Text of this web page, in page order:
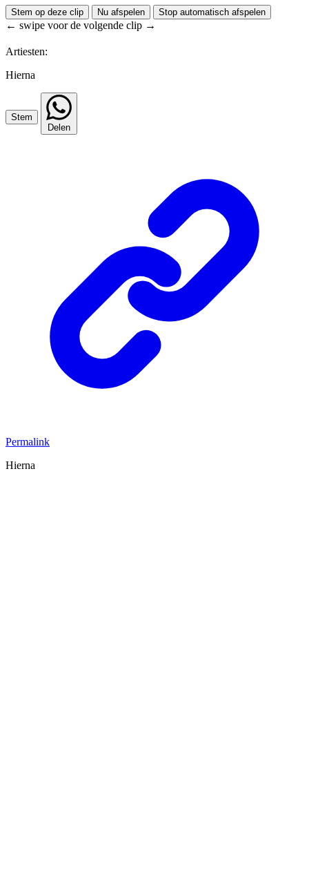
Stem op deze clip Nu afspelen Stop automatisch afspelen
← swipe voor de volgende clip →
Artiesten:
Hierna
Stem
Delen
Permalink
Hierna